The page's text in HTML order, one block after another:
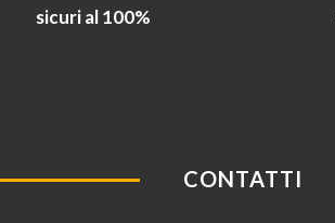
sicuri al 100%
CONTATTI